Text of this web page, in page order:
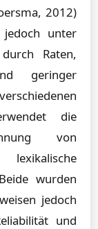
2012)
unter
Raten,
geringer
die
von
lexikalische
wurden
jedoch
und